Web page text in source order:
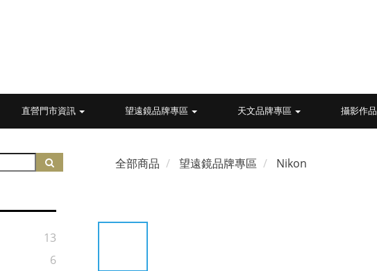
直營門市資訊 望遠鏡品牌專區 天文品牌專區 攝影作品
13
6
全部商品 望遠鏡品牌專區 Nikon